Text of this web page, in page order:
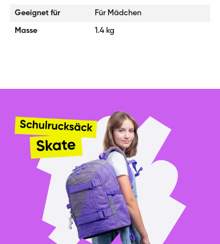
- Reflektierende Elemente für die Sicherheit des Kindes.
- Der Rucksack hat einen Metallanhänger in Form eines
- Innere Reißverschlusstasche
- Inklusive Stundenplan
- Kein Nachfüllmaterial
SKATE MOON BAG
- Eine Tasche für Turnschuhe oder Hausschuhe mit dem
BAAGL-Logo, das im Dunkeln leuchtet.
- Mit starken Schnürsenkeln, die auch das Tragen auf
Geeignet für Für Mädchen
Masse 1.4 kg